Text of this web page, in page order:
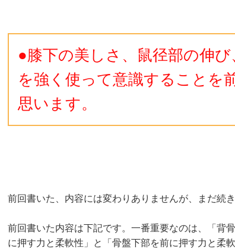
●膝下の美しさ、鼠径部の伸
を強く使って意識することを
思います。
前回書いた、内容には変わりありませんが、まだ続き
前回書いた内容は下記です。一番重要なのは、「背
に押す力と柔軟性」と「骨盤下部を前に押す力と柔